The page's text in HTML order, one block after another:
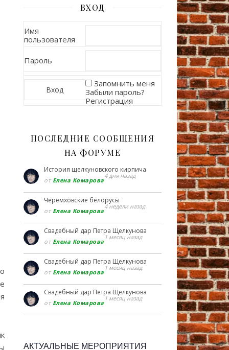
ВХОД
Имя
пользователя
Пароль
Запомнить меня
Забыли пароль?
Регистрация
ПОСЛЕДНИЕ СООБЩЕНИЯ
НА ФОРУМЕ
История щелкуновского кирпича
от Елена Комарова
4 дня назад
Черемховские белорусы
от Елена Комарова
4 недели назад
Свадебный дар Петра Щелкунова
от Елена Комарова
1 месяц назад
Свадебный дар Петра Щелкунова
от Елена Комарова
1 месяц назад
Свадебный дар Петра Щелкунова
от Елена Комарова
1 месяц назад
АКТУАЛЬНЫЕ МЕРОПРИЯТИЯ